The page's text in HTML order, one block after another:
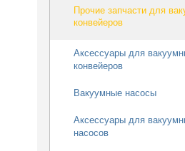
Прочие запчасти для
конвейеров
Аксессуары для
конвейеров
Вакуумные насосы
Аксессуары для
насосов